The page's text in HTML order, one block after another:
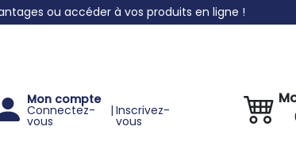
ou accéder à vos produits en ligne !
Mon compte
Connectez-
vous
| Inscrivez-
vous